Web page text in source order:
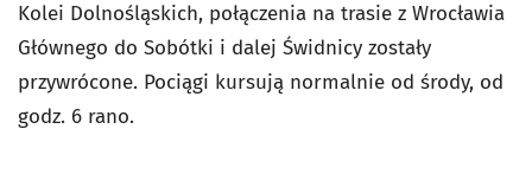
Kolei Dolnośląskich, połączenia na trasie z Wrocławia
Głównego do Sobótki i dalej Świdnicy zostały
przywrócone. Pociągi kursują normalnie od środy, od
godz. 6 rano.